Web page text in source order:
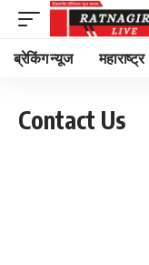
ब्रेकिंग न्यूज महाराष्ट्र
Contact Us